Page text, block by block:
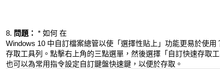
8. 問題： * 如何 在
Windows 10 中自訂檔案總管以使「選擇性貼上」功能更易於使
存取工具列。點擊右上角的三點選單，然後選擇「自訂快速存取
也可以為常用指令設定自訂鍵盤快速鍵，以便於存取。